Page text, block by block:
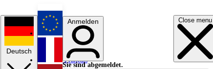
Close menu
Deutsch
English
Français
Anmelden
Sie sind abgemeldet.